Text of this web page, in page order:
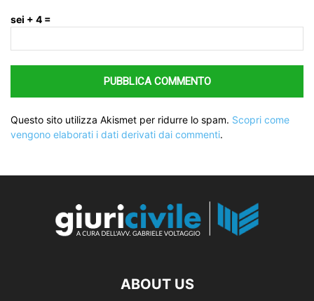
sei + 4 =
Questo sito utilizza Akismet per ridurre lo spam. Scopri come
vengono elaborati i dati derivati dai commenti.
ABOUT US